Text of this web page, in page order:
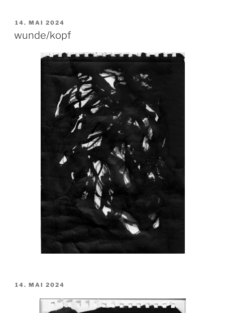
VERÖFFENTLICHT
14. MAI 2024
wunde/kopf
VERÖFFENTLICHT
14. MAI 2024